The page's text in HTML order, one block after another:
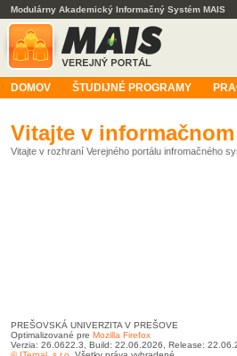
Modulárny Akademický Informačný Systém MAIS
DOMOV ŠTUDIJNÉ PROGRAMY
Vitajte v
Vitajte v rozhraní Verejného portálu infromačného
PREŠOVSKÁ UNIVERZITA V PREŠOVE
Optimalizované pre Mozilla Firefox
Verzia: 26.0622.3, Build: 22.06.2026, Release: